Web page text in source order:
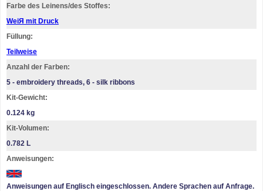
Farbe des Leinens/des Stoffes:
WeiЯ mit Druck
Füllung:
Teilweise
Anzahl der Farben:
5 - embroidery threads, 6 - silk ribbons
Kit-Gewicht:
0.124 kg
Kit-Volumen:
0.782 L
Anweisungen:
Anweisungen auf Englisch eingeschlossen. Andere Sprachen auf Anfrage.